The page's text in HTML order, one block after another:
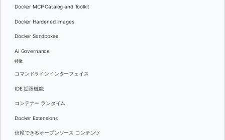
Docker MCP Catalog and Toolkit
Docker Hardened Images
Docker Sandboxes
AI Governance
特徴
コマンドラインインターフェイス
IDE 拡張機能
コンテナー ランタイム
Docker Extensions
信頼できるオープンソース コンテンツ